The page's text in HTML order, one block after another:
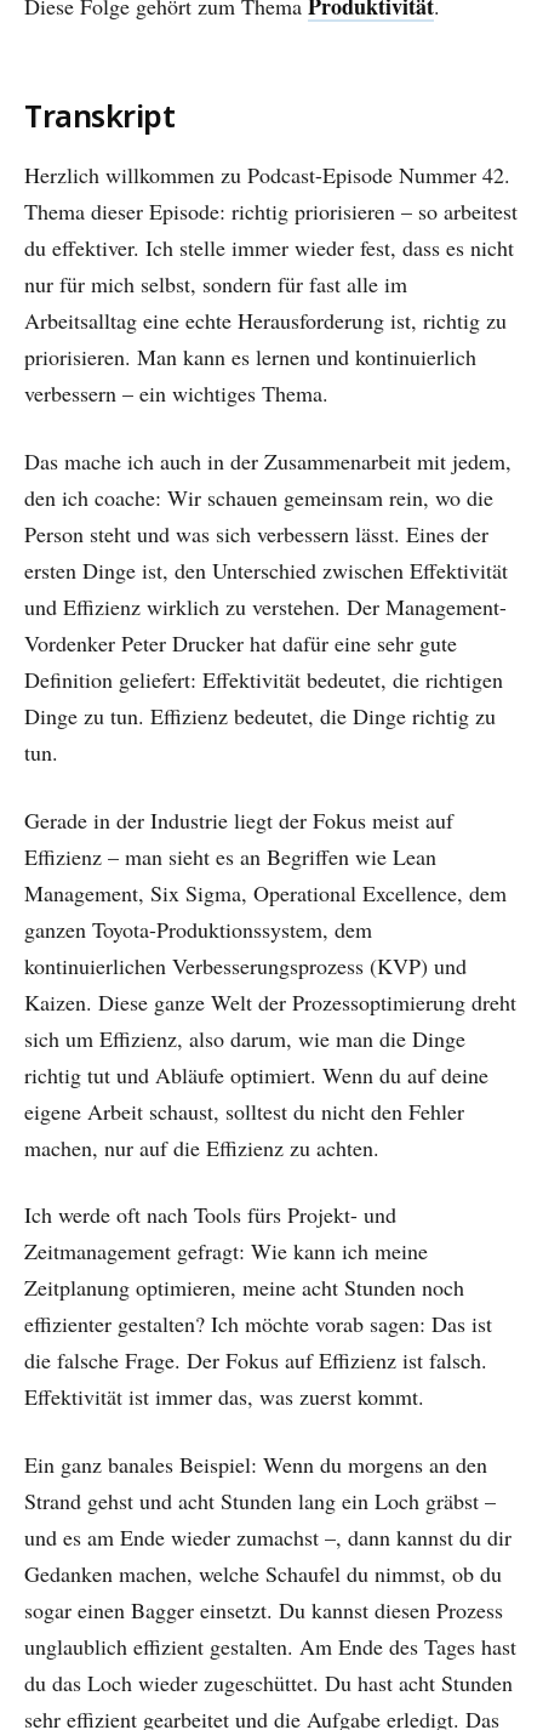
Diese Folge gehört zum Thema .
Transkript
Herzlich willkommen zu Podcast-Episode Nummer 42.
Thema dieser Episode: richtig priorisieren – so arbeitest
du effektiver. Ich stelle immer wieder fest, dass es nicht
nur für mich selbst, sondern für fast alle im
Arbeitsalltag eine echte Herausforderung ist, richtig zu
priorisieren. Man kann es lernen und kontinuierlich
verbessern – ein wichtiges Thema.
Das mache ich auch in der Zusammenarbeit mit jedem,
den ich coache: Wir schauen gemeinsam rein, wo die
Person steht und was sich verbessern lässt. Eines der
ersten Dinge ist, den Unterschied zwischen Effektivität
und Effizienz wirklich zu verstehen. Der Management-
Vordenker Peter Drucker hat dafür eine sehr gute
Definition geliefert: Effektivität bedeutet, die richtigen
Dinge zu tun. Effizienz bedeutet, die Dinge richtig zu
tun.
Gerade in der Industrie liegt der Fokus meist auf
Effizienz – man sieht es an Begriffen wie Lean
Management, Six Sigma, Operational Excellence, dem
ganzen Toyota-Produktionssystem, dem
kontinuierlichen Verbesserungsprozess (KVP) und
Kaizen. Diese ganze Welt der Prozessoptimierung dreht
sich um Effizienz, also darum, wie man die Dinge
richtig tut und Abläufe optimiert. Wenn du auf deine
eigene Arbeit schaust, solltest du nicht den Fehler
machen, nur auf die Effizienz zu achten.
Ich werde oft nach Tools fürs Projekt- und
Zeitmanagement gefragt: Wie kann ich meine
Zeitplanung optimieren, meine acht Stunden noch
effizienter gestalten? Ich möchte vorab sagen: Das ist
die falsche Frage. Der Fokus auf Effizienz ist falsch.
Effektivität ist immer das, was zuerst kommt.
Ein ganz banales Beispiel: Wenn du morgens an den
Strand gehst und acht Stunden lang ein Loch gräbst –
und es am Ende wieder zumachst –, dann kannst du dir
Gedanken machen, welche Schaufel du nimmst, ob du
sogar einen Bagger einsetzt. Du kannst diesen Prozess
unglaublich effizient gestalten. Am Ende des Tages hast
du das Loch wieder zugeschüttet. Du hast acht Stunden
sehr effizient gearbeitet und die Aufgabe erledigt. Das